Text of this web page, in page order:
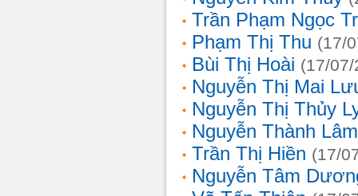
Trần Phạm Ngọc
Phạm Thị Thu (17/
Bùi Thị Hoài (17/
Nguyễn Thị Mai
Nguyễn Thị Thủy
Nguyễn Thành Lâm
Trần Thị Hiền (17/
Nguyễn Tâm